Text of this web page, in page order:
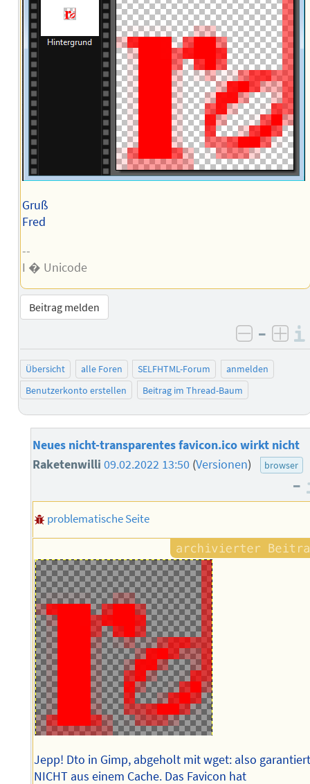
Gruß
Fred
--
I � Unicode
Beitrag melden
negativ
–
Übersicht alle Foren SELFHTML-Forum
anmelden
Benutzerkonto erstellen
Beitrag im Thread-Baum
Neues nicht-transparentes favicon.ico wirkt nicht
Raketenwilli 09.02.2022 13:50 (Versionen) browser
–
problematische Seite
Jepp! Dto in Gimp, abgeholt mit wget: also
NICHT aus einem Cache. Das Favicon hat